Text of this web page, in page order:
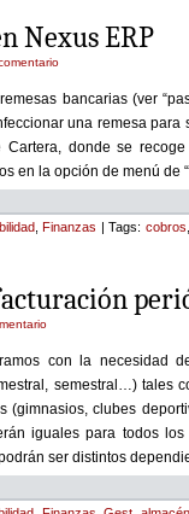
Nexus ERP
bancarias (ver
una remesa para
donde se
en la opción de menú de
,Finanzas | Tags: cobros
con la necesidad
semestral…) tales
(gimnasios, clubes
iguales para todos
ser distintos